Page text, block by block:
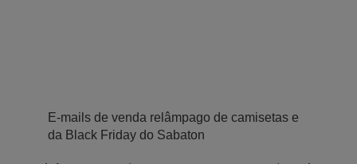
E-mails de venda relâmpago de camisetas e
da Black Friday do Sabaton